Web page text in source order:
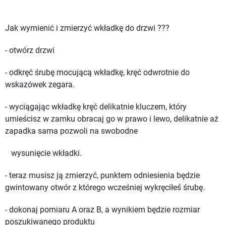
Jak wymienić i zmierzyć wkładkę do drzwi ???
- otwórz drzwi
- odkręć śrubę mocującą wkładkę, kręć odwrotnie do
wskazówek zegara.
- wyciągając wkładkę kręć delikatnie kluczem, który
umieścisz w zamku obracaj go w prawo i lewo, delikatnie aż
zapadka sama pozwoli na swobodne
wysunięcie wkładki.
- teraz musisz ją zmierzyć, punktem odniesienia będzie
gwintowany otwór z którego wcześniej wykręciłeś śrubę.
- dokonaj pomiaru A oraz B, a wynikiem będzie rozmiar
poszukiwanego produktu